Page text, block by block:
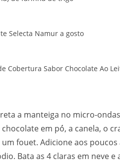
Selecta Namur a gosto
Cobertura Sabor Chocolate Ao
a manteiga no micro-
em pó́, a canela, o
um fouet. Adicione aos
Bata as 4 claras em neve e